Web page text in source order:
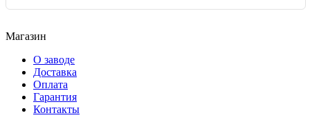
Магазин
О заводе
Доставка
Оплата
Гарантия
Контакты